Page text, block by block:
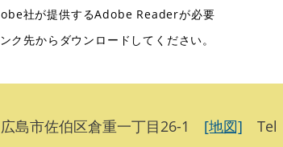
社が提供するAdobe Readerが必要
先からダウンロードしてください。
市佐伯区倉重一丁目26-1 [地図] Tel